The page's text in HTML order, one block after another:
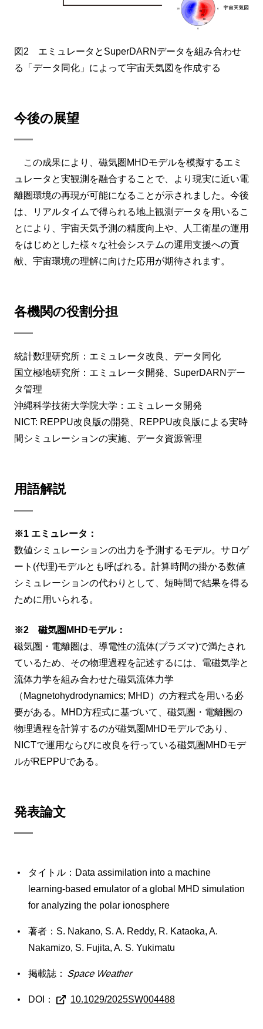
図2 エミュレータとSuperDARNデータを組み合わせ
る「データ同化」によって宇宙天気図を作成する
今後の展望
この成果により、磁気圏MHDモデルを模擬するエミ
ュレータと実観測を融合することで、より現実に近い電
離圏環境の再現が可能になることが示されました。今後
は、リアルタイムで得られる地上観測データを用いるこ
とにより、宇宙天気予測の精度向上や、人工衛星の運用
をはじめとした様々な社会システムの運用支援への貢
献、宇宙環境の理解に向けた応用が期待されます。
各機関の役割分担
統計数理研究所：エミュレータ改良、データ同化
国立極地研究所：エミュレータ開発、SuperDARNデー
タ管理
沖縄科学技術大学院大学：エミュレータ開発
NICT: REPPU改良版の開発、REPPU改良版による実時
間シミュレーションの実施、データ資源管理
用語解説
※1 エミュレータ：
数値シミュレーションの出力を予測するモデル。サロゲ
ート(代理)モデルとも呼ばれる。計算時間の掛かる数値
シミュレーションの代わりとして、短時間で結果を得る
ために用いられる。
※2 磁気圏MHDモデル：
磁気圏・電離圏は、導電性の流体(プラズマ)で満たされ
ているため、その物理過程を記述するには、電磁気学と
流体力学を組み合わせた磁気流体力学
（Magnetohydrodynamics; MHD）の方程式を用いる必
要がある。MHD方程式に基づいて、磁気圏・電離圏の
物理過程を計算するのが磁気圏MHDモデルであり、
NICTで運用ならびに改良を行っている磁気圏MHDモデ
ルがREPPUである。
発表論文
タイトル：Data assimilation into a machine
learning-based emulator of a global MHD simulation
for analyzing the polar ionosphere
著者：S. Nakano, S. A. Reddy, R. Kataoka, A.
Nakamizo, S. Fujita, A. S. Yukimatu
掲載誌：Space Weather
DOI： 10.1029/2025SW004488